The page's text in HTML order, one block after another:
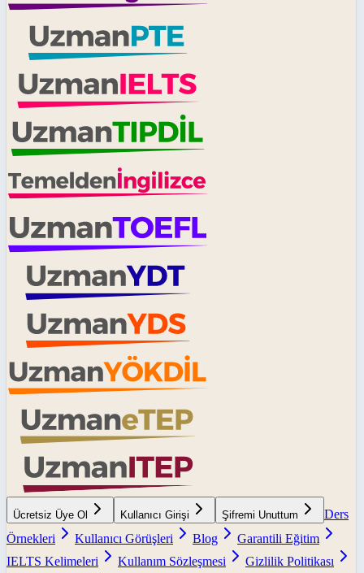
Ücretsiz Üye Ol Kullanıcı Girişi Şifremi Unuttum
Ders
Örnekleri
Kullanıcı Görüşleri Blog
Garantili Eğitim
IELTS Kelimeleri
Kullanım Sözleşmesi
Gizlilik Politikası